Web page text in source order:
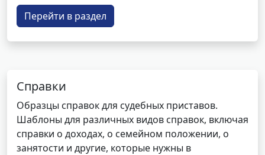
Перейти в раздел
Справки
Образцы справок для судебных приставов.
Шаблоны для различных видов справок, включая
справки о доходах, о семейном положении, о
занятости и другие, которые нужны в